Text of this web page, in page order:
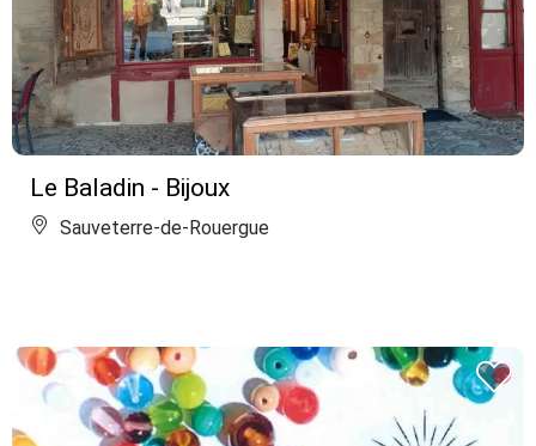
Le Baladin - Bijoux
Sauveterre-de-Rouergue